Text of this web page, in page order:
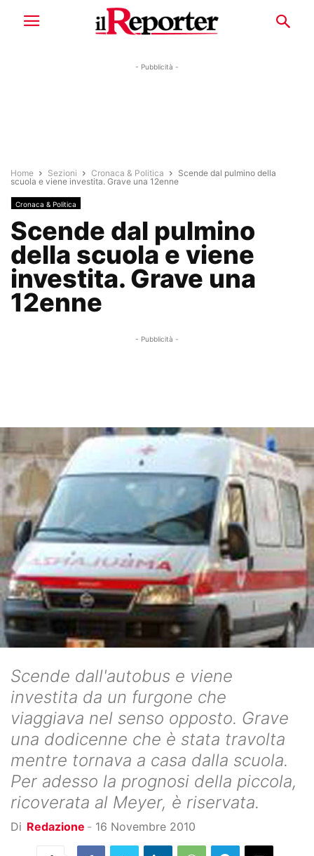
- Pubblicità -
Home Sezioni Cronaca & Politica
Scende dal pulmino della
scuola e viene investita. Grave una 12enne
Cronaca & Politica
Scende dal pulmino
della scuola e viene
investita. Grave una
12enne
- Pubblicità -
Scende dall'autobus e viene
investita da un furgone che
viaggiava nel senso opposto. Grave
una dodicenne che è stata travolta
mentre tornava a casa dalla scuola.
Per adesso la prognosi della piccola,
ricoverata al Meyer, è riservata.
Di Redazione - 16 Novembre 2010